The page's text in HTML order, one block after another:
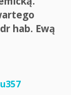
hab. Ewą